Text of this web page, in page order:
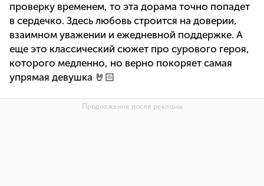
проверку временем, то эта дорама точно попадет
в сердечко. Здесь любовь строится на доверии,
взаимном уважении и ежедневной поддержке. А
еще это классический сюжет про сурового героя,
которого медленно, но верно покоряет самая
упрямая девушка 🤘🏻